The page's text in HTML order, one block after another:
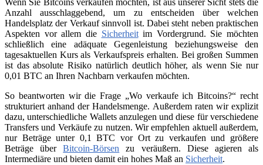
Wenn Sie Bitcoins verkaufen möchten, ist aus unserer Sicht stets die
Anzahl ausschlaggebend, um zu entscheiden über welchen
Handelsplatz der Verkauf sinnvoll ist. Dabei steht neben praktischen
Aspekten vor allem die Sicherheitim Vordergrund. Sie möchten
schließlich eine adäquate Gegenleistung beziehungsweise den
tagesaktuellen Kurs als Verkaufspreis erhalten. Bei großen Summen
ist das absolute Risiko natürlich deutlich höher, als wenn Sie nur
0,01 BTC an Ihren Nachbarn verkaufen möchten.
So beantworten wir die Frage „Wo verkaufe ich Bitcoins?“ recht
strukturiert anhand der Handelsmenge. Außerdem raten wir explizit
dazu, unterschiedliche Wallets anzulegen und diese für verschiedene
Transfers und Verkäufe zu nutzen. Wir empfehlen aktuell außerdem,
nur Beträge unter 0,1 BTC vor Ort zu verkaufen und größere
Beträge überBitcoin-Börsen zu veräußern. Diese agieren als
Intermediäre und bieten damit ein hohes Maß an Sicherheit.